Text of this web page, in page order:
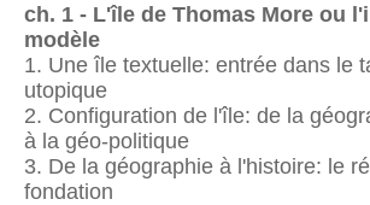
ch. 1 - L'île de Thomas More ou
modèle
1. Une île textuelle: entrée dans le
utopique
2. Configuration de l'île: de la
à la géo-politique
3. De la géographie à l'histoire: le
fondation